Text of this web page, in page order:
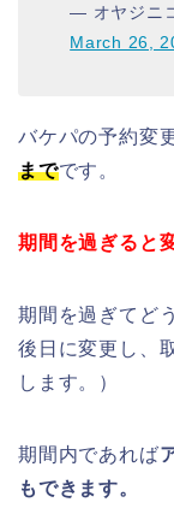
— オヤジニ
March 26,
バケパの予約変
までです。
期間を過ぎると
期間を過ぎてど
後日に変更し、
します。）
期間内であれば
もできます。